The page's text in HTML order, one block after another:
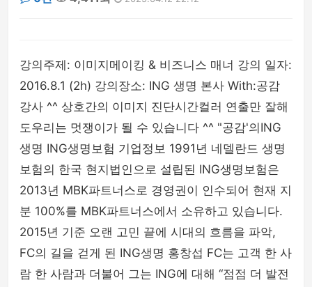
강의주제: 이미지메이킹 & 비즈니스 매너 강의 일자:
2016.8.1 (2h) 강의장소: ING 생명 본사 With:공감
강사 ^^ 상호간의 이미지 진단시간컬러 연출만 잘해
도우리는 멋쟁이가 될 수 있습니다 ^^ "공감'의ING
생명 ING생명보험 기업정보 1991년 네델란드 생명
보험의 한국 현지법인으로 설립된 ING생명보험은
2013년 MBK파트너스로 경영권이 인수되어 현재 지
분 100%를 MBK파트너스에서 소유하고 있습니다.
2015년 기준 오랜 고민 끝에 시대의 흐름을 파악,
FC의 길을 걷게 된 ING생명 홍창섭 FC는 고객 한 사
람 한 사람과 더불어 그는 ING에 대해 “점점 더 발전